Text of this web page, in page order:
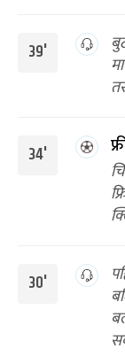
39'
34'
30'